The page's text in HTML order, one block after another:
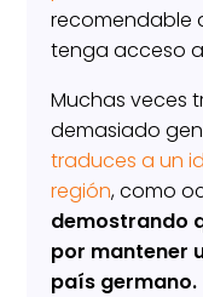
recomendable
tenga acceso
Muchas veces
demasiado
traduces a un
región, como
demostrando
por mantener
país germano.